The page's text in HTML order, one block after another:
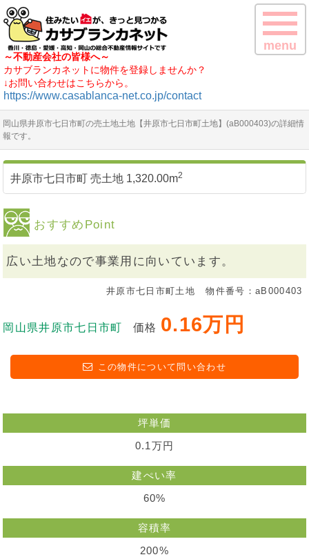
～不動産会社の皆様へ～
カサブランカネットに物件を登録しませんか？
↓お問い合わせはこちらから。
https://www.casablanca-net.co.jp/contact
menu
岡山県井原市七日市町の売土地土地【井原市七日市町土地】(aB000403)の詳細情
報です。
井原市七日市町 売土地 1,320.00m2
おすすめPoint
広い土地なので事業用に向いています。
井原市七日市町土地 物件番号：aB000403
岡山県井原市七日市町 価格 0.16万円
この物件について問い合わせ
坪単価
0.1万円
建ぺい率
60%
容積率
200%